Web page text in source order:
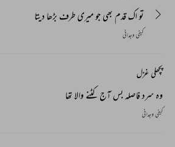
تو اک قدم بھی جو میری طرف بڑھا دیتا
کیفی وجدانی
پچھلی غزل
وہ سرد فاصلہ بس آج کٹنے والا تھا
کیفی وجدانی